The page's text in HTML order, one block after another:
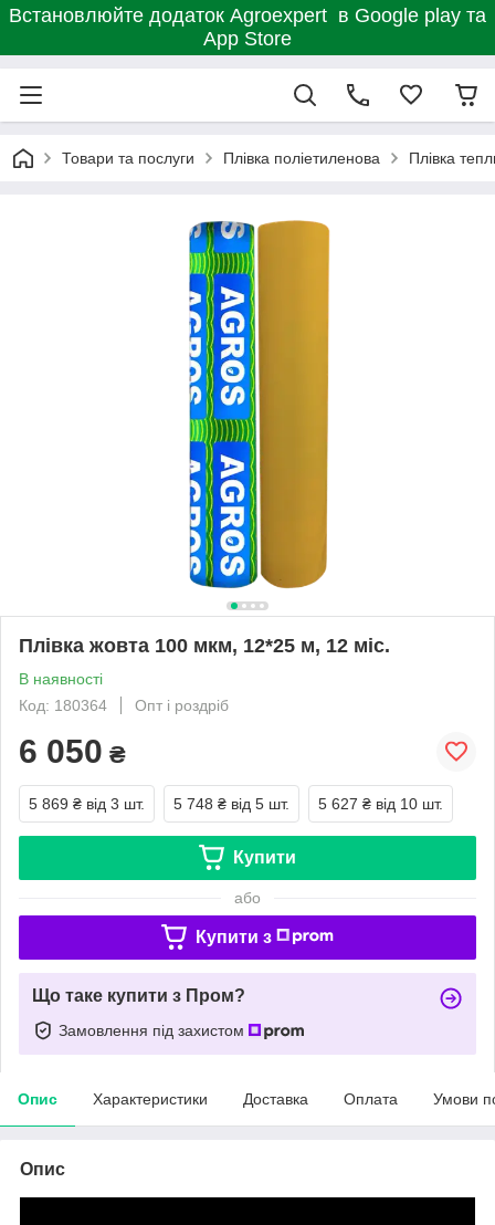
Встановлюйте додаток Agroexpert в Google play та
App Store
Товари та послуги Плівка поліетиленова Плівка
Плівка жовта 100 мкм, 12*25 м, 12 міс.
В наявності
Код: 180364
Опт і роздріб
6 050 ₴
5 869 ₴ від 3 шт. 5 748 ₴ від 5 шт. 5 627 ₴ від 10 шт.
Купити
або
Купити з
Що таке купити з Пром?
Замовлення під захистом
Опис Характеристики Доставка Оплата Умови
Опис